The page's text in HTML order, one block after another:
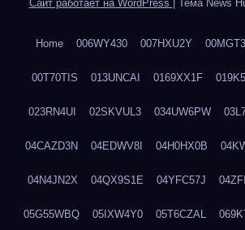
Сайт работает на WordPress Тема News
Home 006WY430 007HXU2Y
00T70TIS 013UNCAI 0169XX1F
023RN4UI 02SKVUL3 034UW6PW
04CAZD3N 04EDWV8I 04H0HX0B
04N4JN2X 04QX9S1E 04YFC57J
05G55WBQ 05IXW4Y0 05T6CZAL